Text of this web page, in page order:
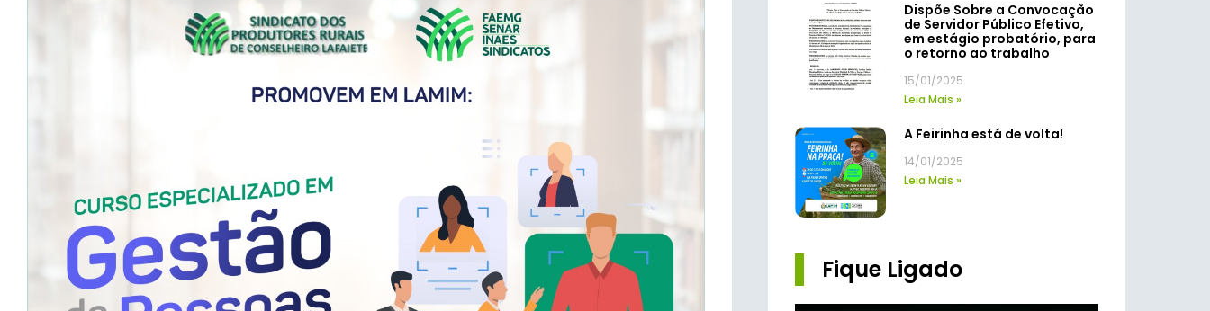
Dispõe Sobre a Convocação
de Servidor Público Efetivo,
em estágio probatório, para
o retorno ao trabalho
15/01/2025
Leia Mais »
A Feirinha está de volta!
14/01/2025
Leia Mais »
Fique Ligado